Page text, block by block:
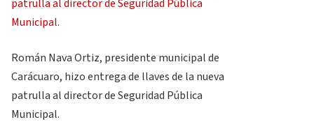
Román Nava Ortiz, presidente municipal de
Carácuaro, hizo entrega de llaves de la nueva
patrulla al director de Seguridad Pública
Municipal.